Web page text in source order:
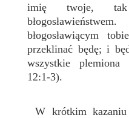
imię twoje,
błogosławiącym
przeklinać będę; i
wszystkie
12:1-3).
W krótkim